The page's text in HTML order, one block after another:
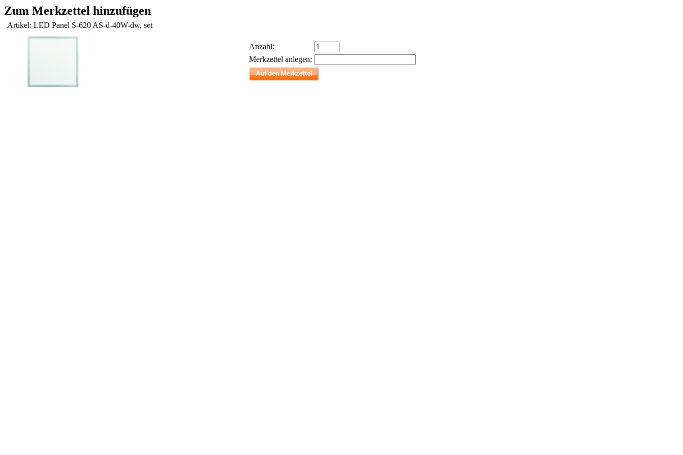
Zum Merkzettel hinzufügen
Artikel: LED Panel S-620 AS-d-40W-dw, set
Anzahl:
Merkzettel anlegen: